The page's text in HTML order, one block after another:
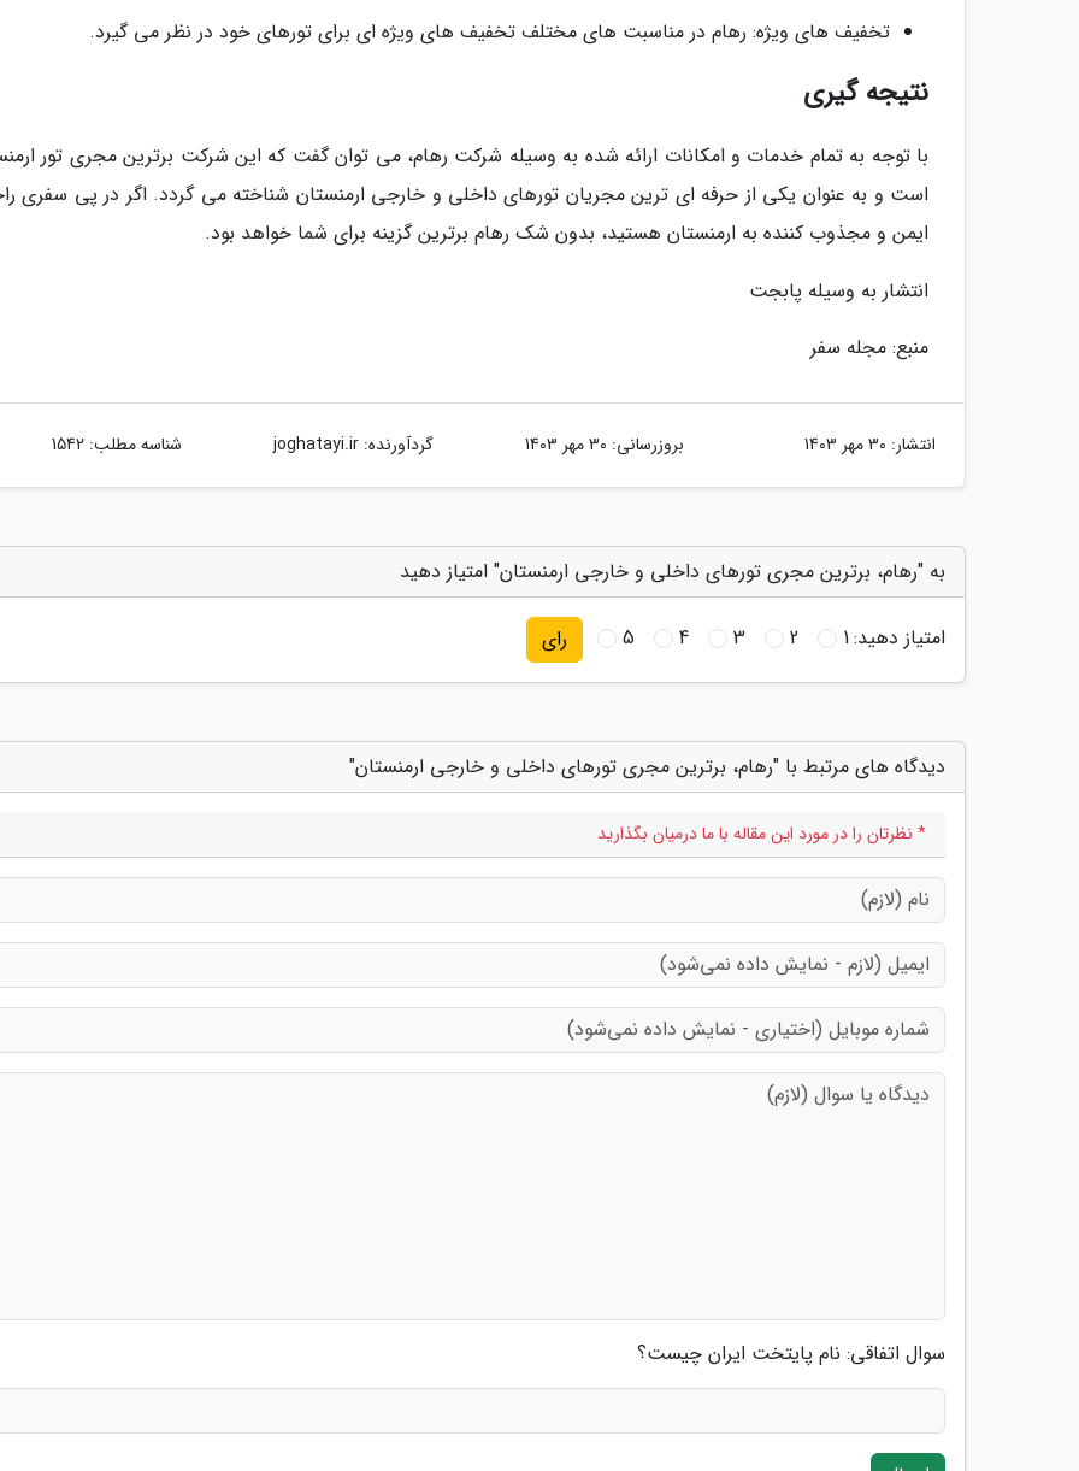
تخفیف های ویژه: رهام در مناسبت های مختلف تخفیف های ویژه ای برای تورهای خود در نظر می گیرد.
نتیجه گیری
با توجه به تمام خدمات و امکانات ارائه شده به وسیله شرکت رهام، می توان گفت که این شرکت برترین مجری تور
است و به عنوان یکی از حرفه ای ترین مجریان تورهای داخلی و خارجی ارمنستان شناخته می گردد. اگر در پی سفری
ایمن و مجذوب کننده به ارمنستان هستید، بدون شک رهام برترین گزینه برای شما خواهد بود.
انتشار به وسیله پابجت
منبع: مجله سفر
انتشار: 30 مهر 1403 بروزرسانی: 30 مهر 1403 گردآورنده:joghatayi.ir شناسه مطلب: 1542
به "رهام، برترین مجری تورهای داخلی و خارجی ارمنستان" امتیاز دهید
امتیاز دهید:1
2
3
4
5 رای
دیدگاه های مرتبط با "رهام، برترین مجری تورهای داخلی و خارجی ارمنستان"
* نظرتان را در مورد این مقاله با ما درمیان بگذارید
سوال اتفاقی: نام پایتخت ایران چیست؟